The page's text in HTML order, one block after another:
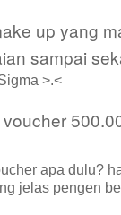
up yang
sampai
>.<
apa dulu?
jelas pengen